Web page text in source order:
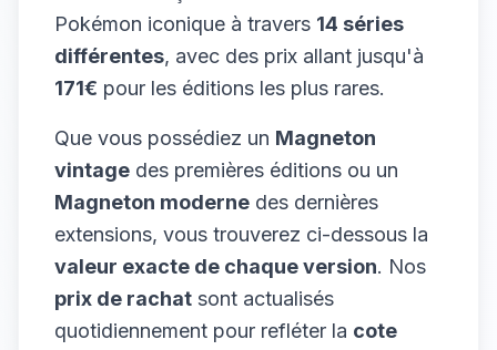
Pokémon iconique à travers 14 séries
différentes, avec des prix allant jusqu'à
171€ pour les éditions les plus rares.
Que vous possédiez un Magneton
vintage des premières éditions ou un
Magneton moderne des dernières
extensions, vous trouverez ci-dessous la
valeur exacte de chaque version. Nos
prix de rachat sont actualisés
quotidiennement pour refléter la cote